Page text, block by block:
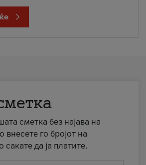
сметка без најава на
внесете го бројот на
сакате да ја платите.